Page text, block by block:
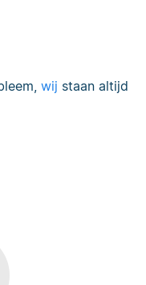
wij staan altijd